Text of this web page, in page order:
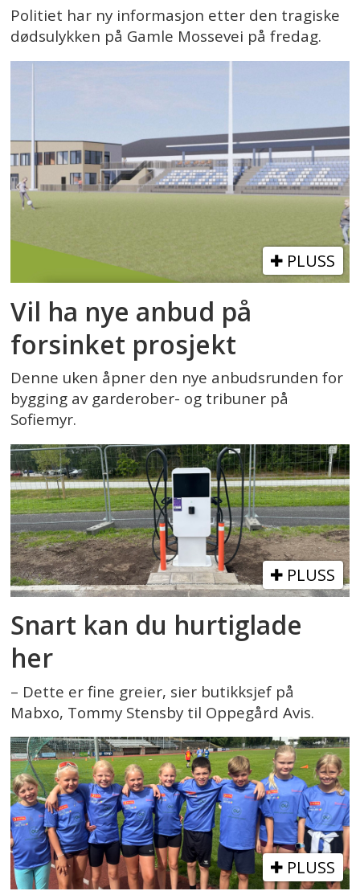
Politiet har ny informasjon etter den tragiske
dødsulykken på Gamle Mossevei på fredag.
PLUSS
Vil ha nye anbud på
forsinket prosjekt
Denne uken åpner den nye anbudsrunden for
bygging av garderober- og tribuner på
Sofiemyr.
PLUSS
Snart kan du hurtiglade
her
– Dette er fine greier, sier butikksjef på
Mabxo, Tommy Stensby til Oppegård Avis.
PLUSS